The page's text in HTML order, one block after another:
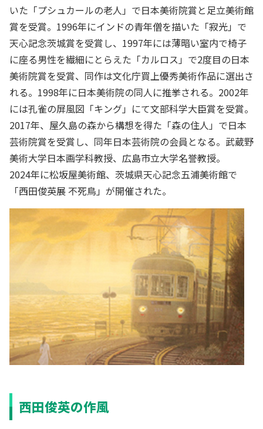
いた「プシュカールの老人」で日本美術院賞と足立美術館
賞を受賞。1996年にインドの青年僧を描いた「寂光」で
天心記念茨城賞を受賞し、1997年には薄暗い室内で椅子
に座る男性を繊細にとらえた「カルロス」で2度目の日本
美術院賞を受賞、同作は文化庁買上優秀美術作品に選出さ
れる。1998年に日本美術院の同人に推挙される。2002年
には孔雀の屏風図「キング」にて文部科学大臣賞を受賞。
2017年、屋久島の森から構想を得た「森の住人」で日本
芸術院賞を受賞し、同年日本芸術院の会員となる。武蔵野
美術大学日本画学科教授、広島市立大学名誉教授。
2024年に松坂屋美術館、茨城県天心記念五浦美術館で
「西田俊英展 不死鳥」が開催された。
西田俊英の作風